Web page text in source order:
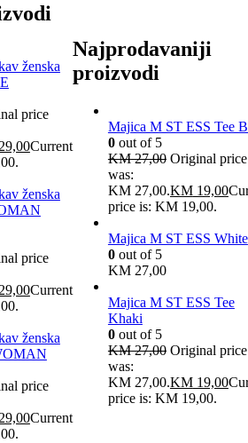
ženska
price
Current
ženska
price
Current
ženska
price
Current
Najprodavaniji
proizvodi
Majica M ST ESS Tee
0out of 5
KM27,00 Original price
was:
KM 27,00.KM19,00
price is: KM 19,00.
Majica M ST ESS White
0out of 5
KM27,00
Majica M ST ESS Tee
Khaki
0out of 5
KM27,00 Original price
was:
KM 27,00.KM19,00
price is: KM 19,00.